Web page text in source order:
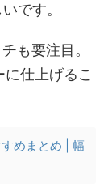
です。
も要注目。
仕上げるこ
めまとめ | 幅